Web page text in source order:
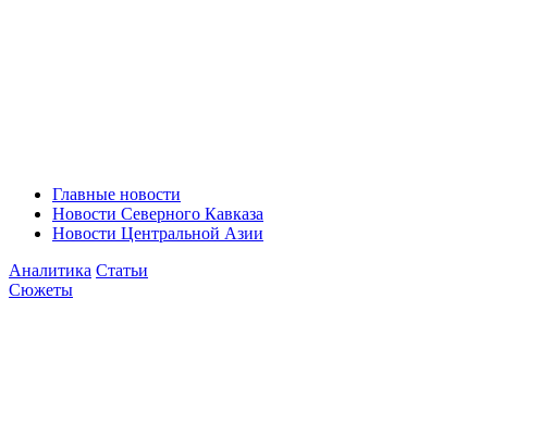
Главные новости
Новости Северного Кавказа
Новости Центральной Азии
Аналитика Статьи
Сюжеты